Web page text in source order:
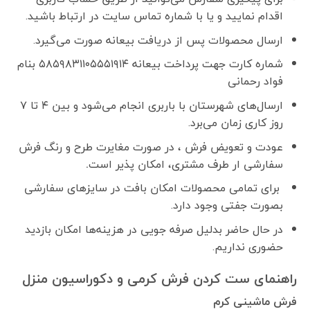
اقدام نمایید و یا با شماره تماس سایت در ارتباط باشید.
ارسال محصولات پس از دریافت بیعانه صورت می‌گیرد.
شماره کارت جهت پرداخت بیعانه ۵۸۵۹۸۳۱۱۰۵۵۵۱۹۱۴ بنام
فواد رحمانی
ارسال‌های شهرستان با باربری انجام می‌شود و بین ۴ تا ۷
روز کاری زمان می‌برد.
عودت و تعویض فرش ، در صورت مغایرت طرح و رنگ فرش
سفارشی ار طرف مشتری، امکان پذیر است.
برای تمامی محصولات امکان بافت در سایزهای سفارشی
بصورت جفتی وجود دارد.
در حال حاضر بدلیل صرفه جویی در هزینه‌ها امکان بازدید
حضوری نداریم.
راهنمای ست کردن فرش کرمی و دکوراسیون منزل
فرش ماشینی کرم